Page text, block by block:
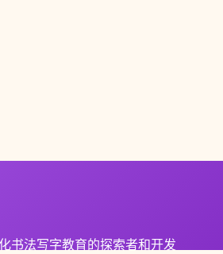
书法写字教育的探索者和开发